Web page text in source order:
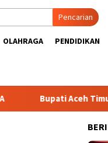
Pencarian
OLAHRAGA PENDIDIKAN
Aceh Timur